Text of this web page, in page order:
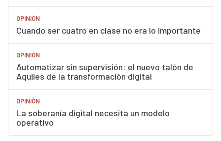
OPINIÓN
Cuando ser cuatro en clase no era lo importante
OPINIÓN
Automatizar sin supervisión: el nuevo talón de
Aquiles de la transformación digital
OPINIÓN
La soberanía digital necesita un modelo
operativo